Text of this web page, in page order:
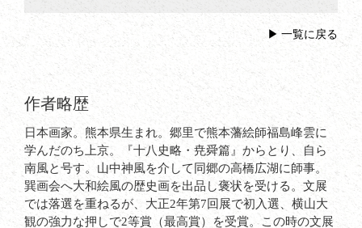
一覧に戻る
作者略歴
日本画家。熊本県生まれ。郷里で熊本藩絵師福島峰雲に
学んだのち上京。『十八史略・尭舜篇』からとり、自ら
南風と号す。山中神風を介して同郷の高橋広湖に師事。
巽画会へ大和絵風の歴史画を出品し褒状を受ける。文展
では落選を重ねるが、大正2年第7回展で初入選、横山大
観の強力な押しで2等賞（最高賞）を受賞。この時の文展